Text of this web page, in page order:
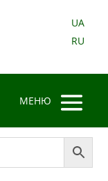
UA
RU